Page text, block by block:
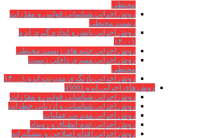
محیطی
روش اجرایی شناسایی قوانین و مقرّرات
زیست محیطی
روش اجرایی پایش و اندازه گیری ایزو
۱۴۰۰۱
روش اجرایی جنبه های زیست محیطی
روش اجرایی ممیزی داخلی زیست
محیطی
روش اجرایی بازنگری مدیریت ایزو ۱۴۰۰۱
روش های اجرایی ایزو 45001
روش اجرایی شناسایی قوانین و مقرّرات
روش اجرایی شناسایی و ارزیابی خطرات
روش اجرایی مدیریت عملیات
روش اجرایی عدم انطباق و رویداد
روش اجرایی اقدام اصلاحی و پیشگیرانه